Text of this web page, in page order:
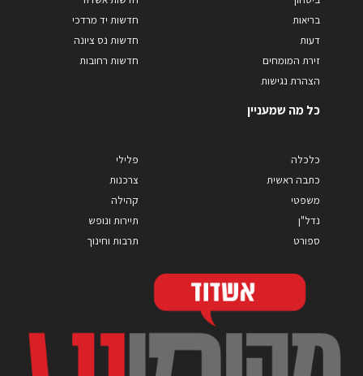
בריאות
דעות
זירת המומחים
הצהרת נגישות
חדשות יד מרדכי
חדשות נס ציונה
חדשות רחובות
כל מה שמעניין
כלכלה
כתבה ראשית
משפטי
נדל"ן
ספורט
פלילי
צרכנות
קהילה
תיירות ונופש
תרבות וחינוך